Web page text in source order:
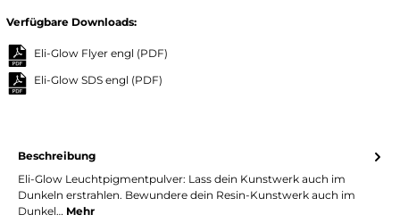
Verfügbare Downloads:
Eli-Glow Flyer engl (PDF)
Eli-Glow SDS engl (PDF)
Beschreibung
Eli-Glow Leuchtpigmentpulver: Lass dein Kunstwerk auch im
Dunkeln erstrahlen. Bewundere dein Resin-Kunstwerk auch im
Dunkel… Mehr